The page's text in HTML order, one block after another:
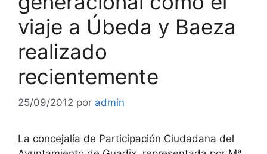
viaje a Úbeda y Baeza
realizado
recientemente
25/09/2012 por admin
La concejalía de Participación Ciudadana del